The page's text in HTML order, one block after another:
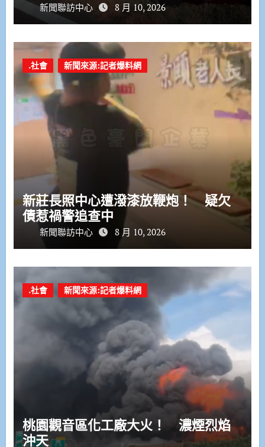
新聞聯訪中心 8 月 10, 2026
.社會 新聞來源:記者爆料網
新莊長照中心遭潑漆放鞭炮！ 疑欠
債惹禍警追查中
新聞聯訪中心 8 月 10, 2026
.社會 新聞來源:記者爆料網
桃園觀音區化工廠大火！ 濃煙烈焰
沖天